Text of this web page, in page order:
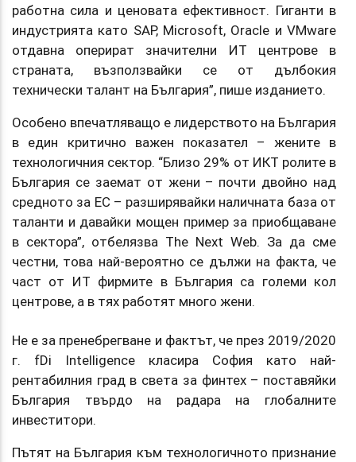
работна сила и ценовата ефективност. Гиганти в
индустрията като SAP, Microsoft, Oracle и VMware
отдавна оперират значителни ИТ центрове в
страната, възползвайки се от дълбокия
технически талант на България”, пише изданието.
Особено впечатляващо е лидерството на България
в един критично важен показател – жените в
технологичния сектор. “Близо 29% от ИКТ ролите в
България се заемат от жени – почти двойно над
средното за ЕС – разширявайки наличната база от
таланти и давайки мощен пример за приобщаване
в сектора”, отбелязва The Next Web. За да сме
честни, това най-вероятно се дължи на факта, че
част от ИТ фирмите в България са големи кол
центрове, а в тях работят много жени.
Не е за пренебрегване и фактът, че през 2019/2020
г. fDi Intelligence класира София като най-
рентабилния град в света за финтех – поставяйки
България твърдо на радара на глобалните
инвеститори.
Пътят на България към технологичното признание